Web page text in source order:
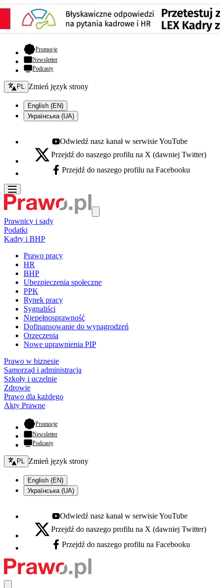
Promocje- otwiera się w nowej karcie
Newsletter
Podcasty
Zmień język - bieżący:
PL Zmień język strony
English (EN)
Українська (UA)
Youtube - otwiera się w nowej karcie
Odwiedź nasz kanał w serwisie YouTube
X - otwiera się w nowej karcie
Przejdź do naszego profilu na X (dawniej Twitter)
Facebook - otwiera się w nowej karcie
Przejdź do naszego profilu na Facebooku
Prawnicy i sądy
Podatki
Kadry i BHP
Prawo pracy
HR
BHP
Ubezpieczenia społeczne
PPK
Rynek pracy
Sygnaliści
Niepełnosprawność
Dofinansowanie do wynagrodzeń
Orzeczenia
Nowe uprawnienia PIP
Prawo w biznesie
Samorząd i administracja
Szkoły i uczelnie
Zdrowie
Prawo dla każdego
Akty Prawne
Promocje- otwiera się w nowej karcie
Newsletter
Podcasty
Zmień język - bieżący:
PL Zmień język strony
English (EN)
Українська (UA)
Youtube - otwiera się w nowej karcie
Odwiedź nasz kanał w serwisie YouTube
X - otwiera się w nowej karcie
Przejdź do naszego profilu na X (dawniej Twitter)
Facebook - otwiera się w nowej karcie
Przejdź do naszego profilu na Facebooku